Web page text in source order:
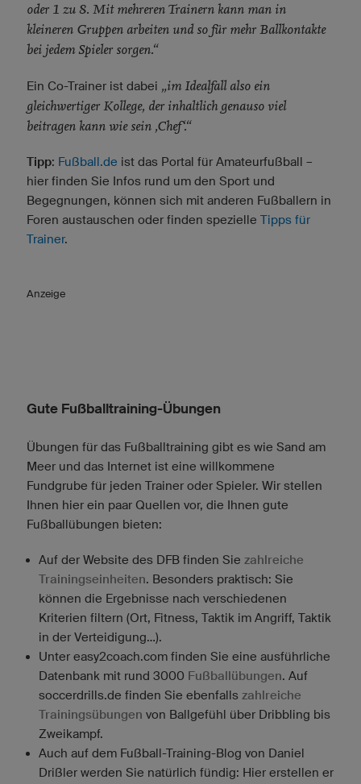
oder 1 zu 8. Mit mehreren Trainern kann man in
kleineren Gruppen arbeiten und so für mehr Ballkontakte
bei jedem Spieler sorgen.“
Ein Co-Trainer ist dabei „im Idealfall also ein
gleichwertiger Kollege, der inhaltlich genauso viel
beitragen kann wie sein ‚Chef‘.“
Tipp: Fußball.de ist das Portal für Amateurfußball –
hier finden Sie Infos rund um den Sport und
Begegnungen, können sich mit anderen Fußballern in
Foren austauschen oder finden spezielle Tipps für
Trainer.
Anzeige
Gute Fußballtraining-Übungen
Übungen für das Fußballtraining gibt es wie Sand am
Meer und das Internet ist eine willkommene
Fundgrube für jeden Trainer oder Spieler. Wir stellen
Ihnen hier ein paar Quellen vor, die Ihnen gute
Fußballübungen bieten:
Auf der Website des DFB finden Sie zahlreiche
Trainingseinheiten. Besonders praktisch: Sie
können die Ergebnisse nach verschiedenen
Kriterien filtern (Ort, Fitness, Taktik im Angriff, Taktik
in der Verteidigung…).
Unter easy2coach.com finden Sie eine ausführliche
Datenbank mit rund 3000 Fußballübungen. Auf
soccerdrills.de finden Sie ebenfalls zahlreiche
Trainingsübungen von Ballgefühl über Dribbling bis
Zweikampf.
Auch auf dem Fußball-Training-Blog von Daniel
Drißler werden Sie natürlich fündig: Hier erstellen er